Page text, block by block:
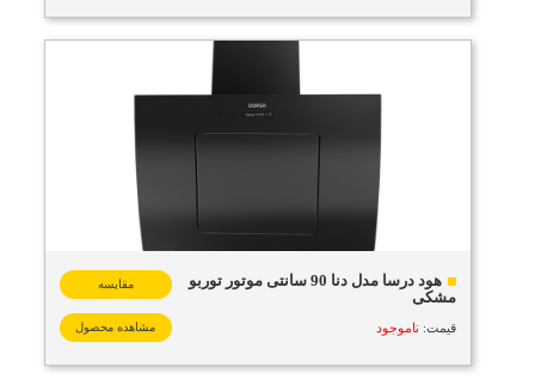
هود درسا مدل دنا 90 سانتی موتور توربو
مشکی
قیمت: ناموجود
مقایسه
مشاهده محصول